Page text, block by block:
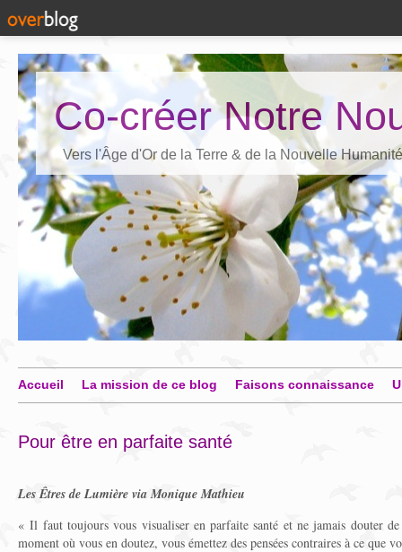
Co-créer Notre
Vers l'Âge d'Or de la Terre & de la Nouvelle Humanité
Accueil La mission de ce blog Faisons connaissance
Pour être en parfaite santé
Les Êtres de Lumière via Monique Mathieu
« Il faut toujours vous visualiser en parfaite santé et ne jamais douter
moment où vous en doutez, vous émettez des pensées contraires à ce que